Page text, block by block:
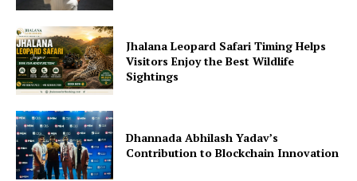
Jhalana Leopard Safari Timing Helps
Visitors Enjoy the Best Wildlife
Sightings
Dhannada Abhilash Yadav’s
Contribution to Blockchain Innovation